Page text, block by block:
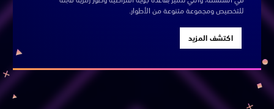
للتخصيص ومجموعة متنوعة من الأطوار.
اكتشف المزيد